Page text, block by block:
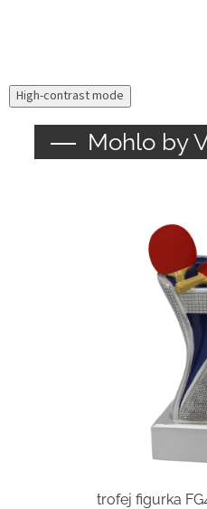
High-contrast mode
Mohlo by
trofej figurka